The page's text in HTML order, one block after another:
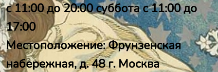
с 11:00 до 20:00 суббота с 11:00 до
17:00
Местоположение: Фрунзенская
набережная, д. 48 г. Москва